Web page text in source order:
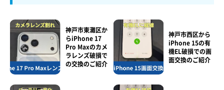
神戸市東灘区か
らiPhone 17
Pro Maxのカメ
ラレンズ破損で
の交換のご紹介
神戸市西区から
iPhone 15の有
機EL破損での画
面交換のご紹介